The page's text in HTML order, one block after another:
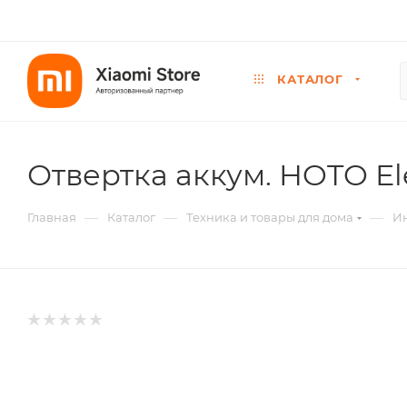
КАТАЛОГ
Отвертка аккум. HOTO
Главная — Каталог — Техника и товары для дома —